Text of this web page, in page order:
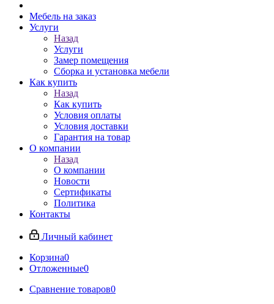
Мебель на заказ
Услуги
Назад
Услуги
Замер помещения
Сборка и установка мебели
Как купить
Назад
Как купить
Условия оплаты
Условия доставки
Гарантия на товар
О компании
Назад
О компании
Новости
Сертификаты
Политика
Контакты
Личный кабинет
Корзина0
Отложенные0
Сравнение товаров0